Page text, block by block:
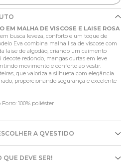
EM MALHA DE VISCOSE E LAISE ROSA
busca leveza, conforto e um toque de
Eva combina malha lisa de viscose com
laise de algodão, criando um caimento
redondo, mangas curtas em leve
movimento e conforto ao vestir.
que valoriza a silhueta com elegância.
proporcionando segurança e excelente
100% poliéster
A QVESTIDO
QUE DEVE SER!